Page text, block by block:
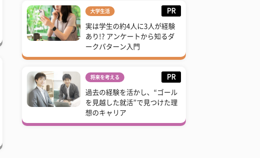
大学生活 PR
実は学生の約4人に3人が経験
あり!? アンケートから知るダ
ークパターン入門
将来を考える PR
過去の経験を活かし、“ゴール
を見越した就活”で見つけた理
想のキャリア